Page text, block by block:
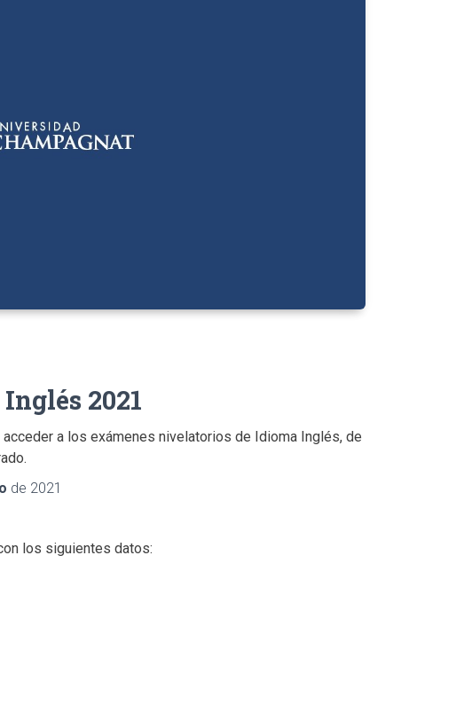
2021
a los exámenes nivelatorios de Idioma Inglés, de
de 2021
los siguientes datos: